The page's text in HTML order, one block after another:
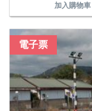
加入購物車
電子票